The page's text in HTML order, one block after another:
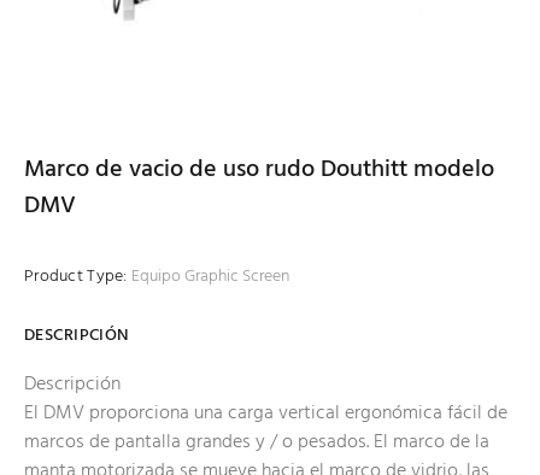
Marco de vacio de uso rudo Douthitt modelo
DMV
Product Type: Equipo Graphic Screen
DESCRIPCIÓN
Descripción
El DMV proporciona una carga vertical ergonómica fácil de
marcos de pantalla grandes y / o pesados. El marco de la